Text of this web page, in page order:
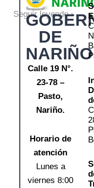
Seguir leyendo ›
DE
NARIÑO
Calle 19 N°.
23-78 –
Pasto,
Nariño.
Horario de
atención
Lunes a
viernes 8:00